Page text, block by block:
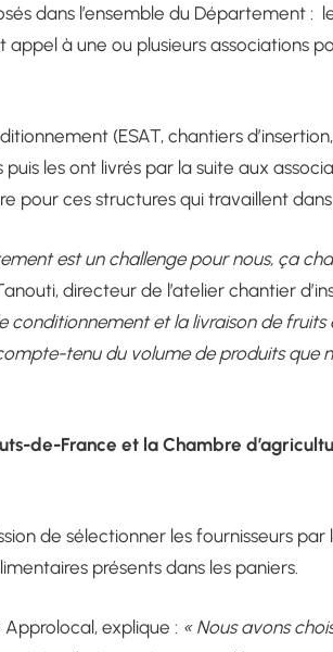
dans l’ensemble du Département :
à une ou plusieurs associations
(ESAT, chantiers
les ont livrés par la suite aux
pour ces structures qui travaillent dans
est un challenge pour nous, ça
directeur de l’atelier chantier
conditionnement et la livraison de
tenu du volume de produits que
de-France et la Chambre
de sélectionner les fournisseurs par
présents dans les paniers.
explique : « Nous avons